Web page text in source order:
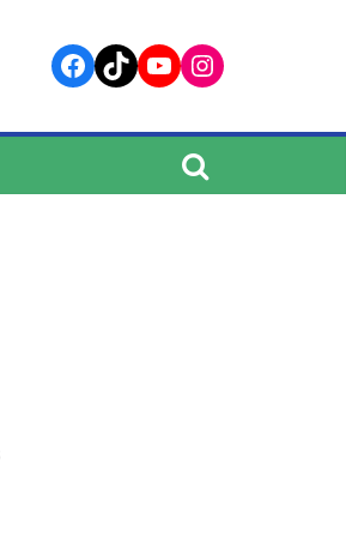
Facebook
TikTokYouTube
Instagram